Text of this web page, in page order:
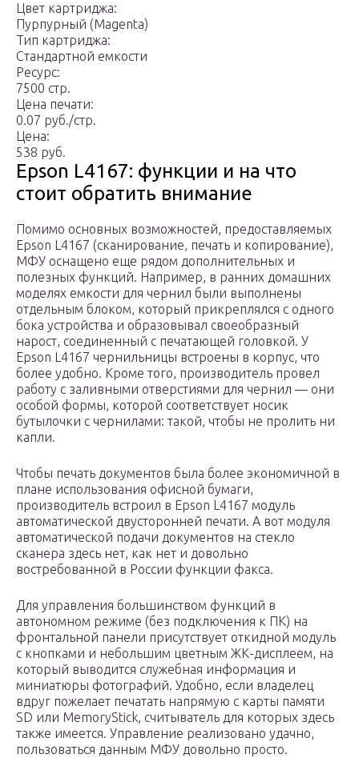
Цвет картриджа:
Пурпурный (Magenta)
Тип картриджа:
Стандартной емкости
Ресурс:
7500 стр.
Цена печати:
0.07 руб./стр.
Цена:
538 руб.
Epson L4167: функции и на что
стоит обратить внимание
Помимо основных возможностей, предоставляемых
Epson L4167 (сканирование, печать и копирование),
МФУ оснащено еще рядом дополнительных и
полезных функций. Например, в ранних домашних
моделях емкости для чернил были выполнены
отдельным блоком, который прикреплялся с одного
бока устройства и образовывал своеобразный
нарост, соединенный с печатающей головкой. У
Epson L4167 чернильницы встроены в корпус, что
более удобно. Кроме того, производитель провел
работу с заливными отверстиями для чернил — они
особой формы, которой соответствует носик
бутылочки с чернилами: такой, чтобы не пролить ни
капли.
Чтобы печать документов была более экономичной в
плане использования офисной бумаги,
производитель встроил в Epson L4167 модуль
автоматической двусторонней печати. А вот модуля
автоматической подачи документов на стекло
сканера здесь нет, как нет и довольно
востребованной в России функции факса.
Для управления большинством функций в
автономном режиме (без подключения к ПК) на
фронтальной панели присутствует откидной модуль
с кнопками и небольшим цветным ЖК-дисплеем, на
который выводится служебная информация и
миниатюры фотографий. Удобно, если владелец
вдруг пожелает печатать напрямую с карты памяти
SD или MemoryStick, считыватель для которых здесь
также имеется. Управление реализовано удачно,
пользоваться данным МФУ довольно просто.